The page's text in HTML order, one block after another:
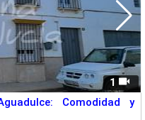
1
Comodidad y